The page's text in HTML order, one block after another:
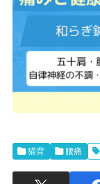
猫背 腰痛